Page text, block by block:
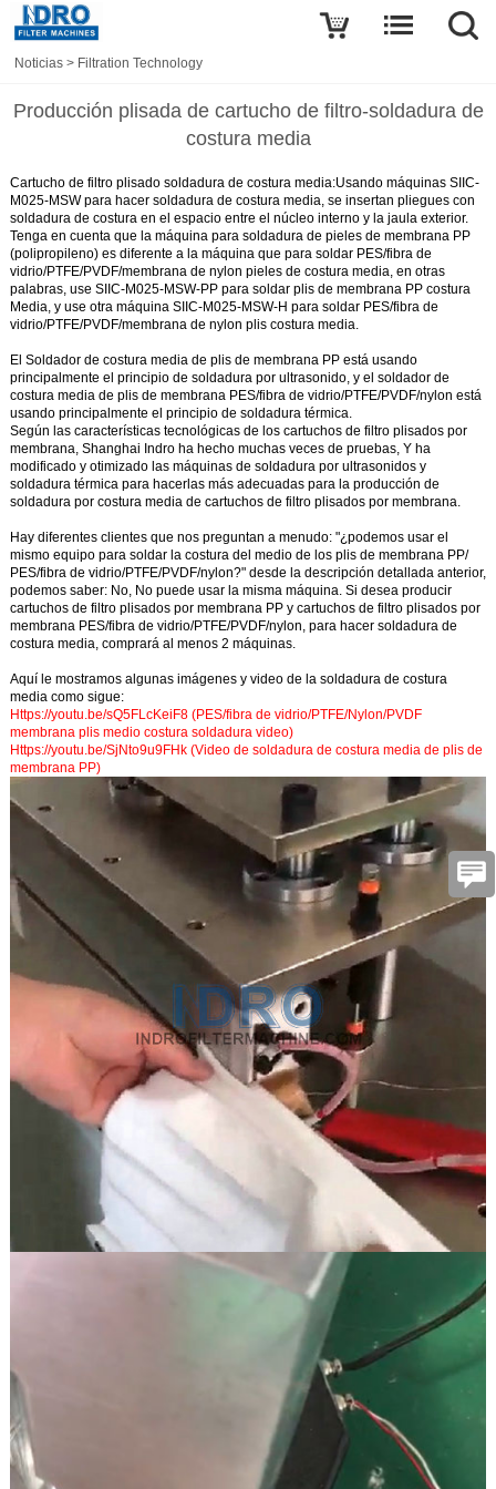
Noticias > Filtration Technology
Producción plisada de cartucho de filtro-soldadura de
costura media
Cartucho de filtro plisado soldadura de costura media:Usando máquinas SIIC-
M025-MSW para hacer soldadura de costura media, se insertan pliegues con
soldadura de costura en el espacio entre el núcleo interno y la jaula exterior.
Tenga en cuenta que la máquina para soldadura de pieles de membrana PP
(polipropileno) es diferente a la máquina que para soldar PES/fibra de
vidrio/PTFE/PVDF/membrana de nylon pieles de costura media, en otras
palabras, use SIIC-M025-MSW-PP para soldar plis de membrana PP costura
Media, y use otra máquina SIIC-M025-MSW-H para soldar PES/fibra de
vidrio/PTFE/PVDF/membrana de nylon plis costura media.
El Soldador de costura media de plis de membrana PP está usando
principalmente el principio de soldadura por ultrasonido, y el soldador de
costura media de plis de membrana PES/fibra de vidrio/PTFE/PVDF/nylon está
usando principalmente el principio de soldadura térmica.
Según las características tecnológicas de los cartuchos de filtro plisados por
membrana, Shanghai Indro ha hecho muchas veces de pruebas, Y ha
modificado y otimizado las máquinas de soldadura por ultrasonidos y
soldadura térmica para hacerlas más adecuadas para la producción de
soldadura por costura media de cartuchos de filtro plisados por membrana.
Hay diferentes clientes que nos preguntan a menudo: "¿podemos usar el
mismo equipo para soldar la costura del medio de los plis de membrana PP/
PES/fibra de vidrio/PTFE/PVDF/nylon?" desde la descripción detallada anterior,
podemos saber: No, No puede usar la misma máquina. Si desea producir
cartuchos de filtro plisados por membrana PP y cartuchos de filtro plisados por
membrana PES/fibra de vidrio/PTFE/PVDF/nylon, para hacer soldadura de
costura media, comprará al menos 2 máquinas.
Aquí le mostramos algunas imágenes y video de la soldadura de costura
media como sigue:
Https://youtu.be/sQ5FLcKeiF8 (PES/fibra de vidrio/PTFE/Nylon/PVDF
membrana plis medio costura soldadura video)
Https://youtu.be/SjNto9u9FHk (Video de soldadura de costura media de plis de
membrana PP)